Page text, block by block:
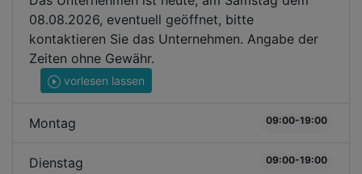
08.08.2026, eventuell geöffnet, bitte
kontaktieren Sie das Unternehmen. Angabe der
Zeiten ohne Gewähr.
vorlesen lassen
Montag 09:00-19:00
Dienstag 09:00-19:00